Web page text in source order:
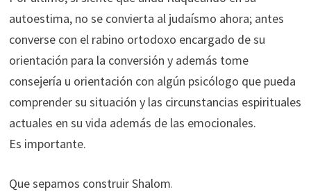
autoestima, no se convierta al judaísmo ahora; antes
converse con el rabino ortodoxo encargado de su
orientación para la conversión y además tome
consejería u orientación con algún psicólogo que pueda
comprender su situación y las circunstancias espirituales
actuales en su vida además de las emocionales.
Es importante.
Que sepamos construir Shalom.